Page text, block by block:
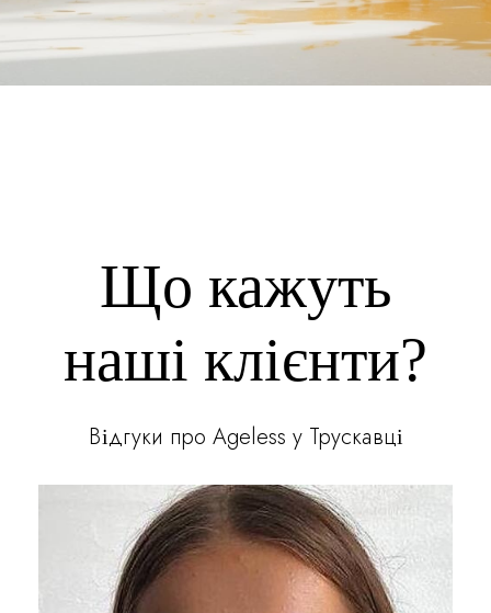
Що кажуть
наші клієнти?
Відгуки про Ageless у Трускавці